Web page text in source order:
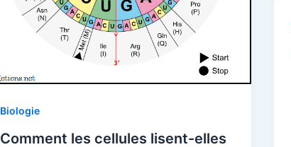
Biologie
Comment les cellules lisent-elles